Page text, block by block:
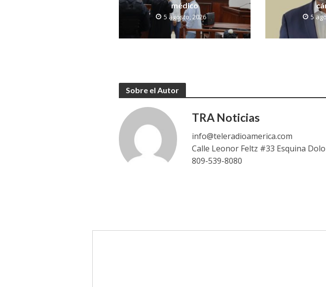
médico
5 agosto, 2026 5
Sobre el Autor
TRA Noticias
info@teleradioamerica.com
Calle Leonor Feltz #33 Esquina
809-539-8080